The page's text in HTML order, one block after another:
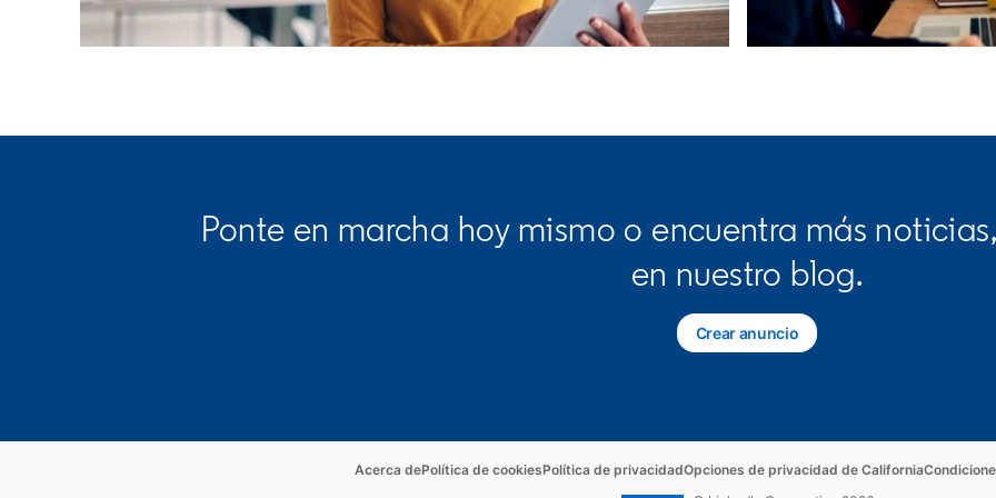
Ponte en marcha hoy mismo o encuentra más
en nuestro blog.
Crear anuncio
Acerca deopens in a new tab
Política de cookiesopens in a new tab
Política de privacidadopens in a new tab
Opciones de privacidad de Californiaopens in a